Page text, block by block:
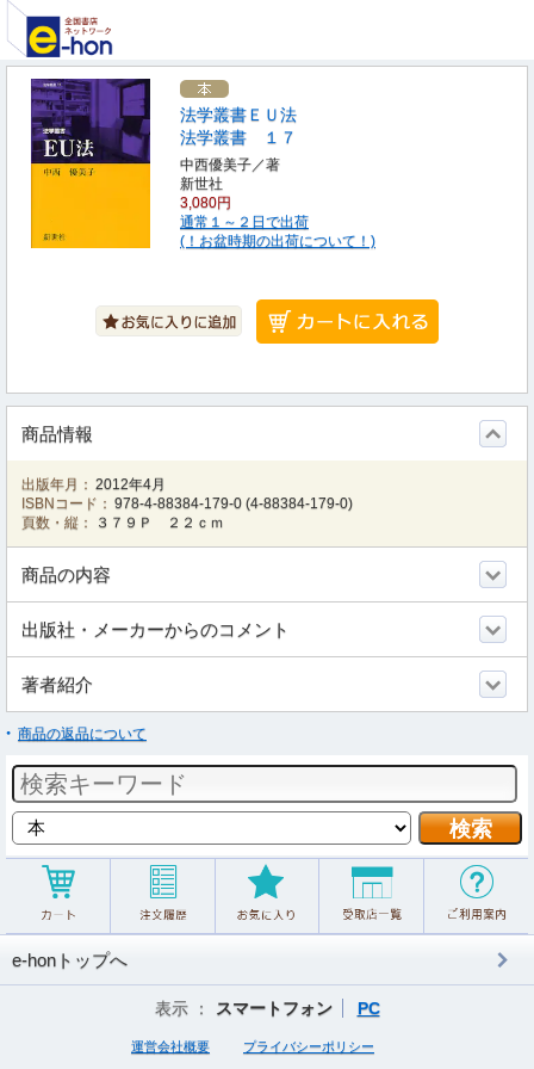
法学叢書ＥＵ法
法学叢書 １７
中西優美子／著
新世社
3,080円
通常１～２日で出荷
(！お盆時期の出荷について！)
商品情報
出版年月： 2012年4月
ISBNコード： 978-4-88384-179-0 (4-88384-179-0)
頁数・縦：
３７９Ｐ ２２ｃｍ
商品の内容
出版社・メーカーからのコメント
著者紹介
商品の返品について
e-honトップへ
表示 ： スマートフォン PC
運営会社概要 プライバシーポリシー